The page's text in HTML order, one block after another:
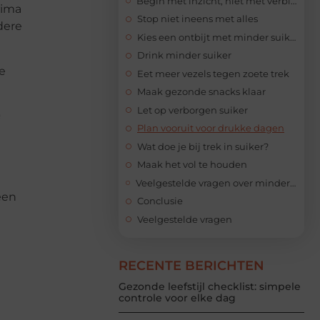
Stop niet ineens met alles
Drink minder suiker
Eet meer vezels tegen zoete trek
Maak gezonde snacks klaar
Let op verborgen suiker
Plan vooruit voor drukke dagen
Wat doe je bij trek in suiker?
Maak het vol te houden
Conclusie
Veelgestelde vragen
RECENTE BERICHTEN
Gezonde leefstijl checklist: simpele
controle voor elke dag